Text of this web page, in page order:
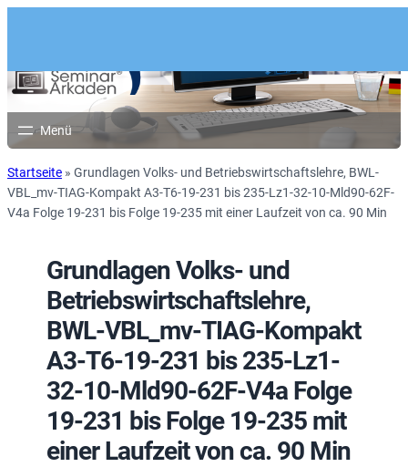
Startseite » Grundlagen Volks- und Betriebswirtschaftslehre, BWL-
VBL_mv-TIAG-Kompakt A3-T6-19-231 bis 235-Lz1-32-10-Mld90-62F-
V4a Folge 19-231 bis Folge 19-235 mit einer Laufzeit von ca. 90 Min
Grundlagen Volks- und
Betriebswirtschaftslehre,
BWL-VBL_mv-TIAG-Kompakt
A3-T6-19-231 bis 235-Lz1-
32-10-Mld90-62F-V4a Folge
19-231 bis Folge 19-235 mit
einer Laufzeit von ca. 90 Min